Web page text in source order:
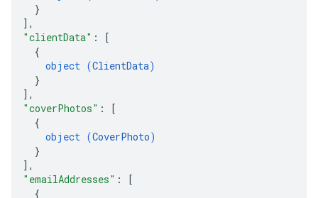
}
] ,
"clientData" :
[
{
object (ClientData)
}
] ,
"coverPhotos" :
[
{
object (CoverPhoto)
}
] ,
"emailAddresses" :
[
{